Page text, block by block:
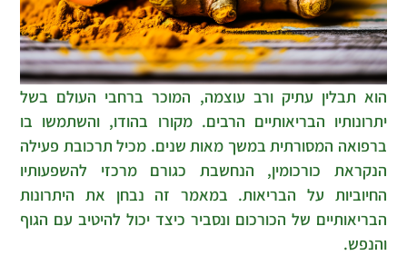
הוא תבלין עתיק ורב עוצמה, המוכר ברחבי העולם בשל
יתרונותיו הבריאותיים הרבים. מקורו בהודו, והשתמשו בו
ברפואה המסורתית במשך מאות שנים. מכיל תרכובת פעילה
הנקראת כורכומין, הנחשבת כגורם מרכזי להשפעותיו
החיוביות על הבריאות. במאמר זה נבחן את היתרונות
הבריאותיים של הכורכום ונסביר כיצד יכול להיטיב עם הגוף
והנפש.